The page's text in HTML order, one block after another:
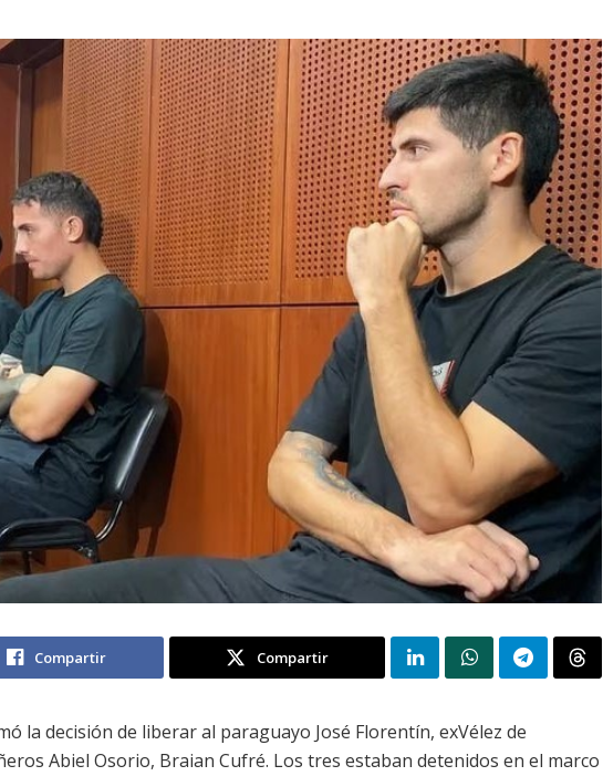
Compartir Compartir
la decisión de liberar al paraguayo José Florentín, exVélez de
Abiel Osorio, Braian Cufré. Los tres estaban detenidos en el marco